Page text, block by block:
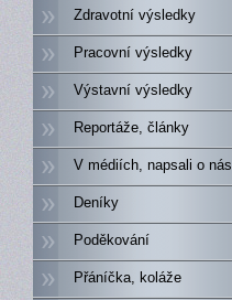
Zdravotní výsledky
Pracovní výsledky
Výstavní výsledky
Reportáže, články
V médiích, napsali o nás
Deníky
Poděkování
Přáníčka, koláže